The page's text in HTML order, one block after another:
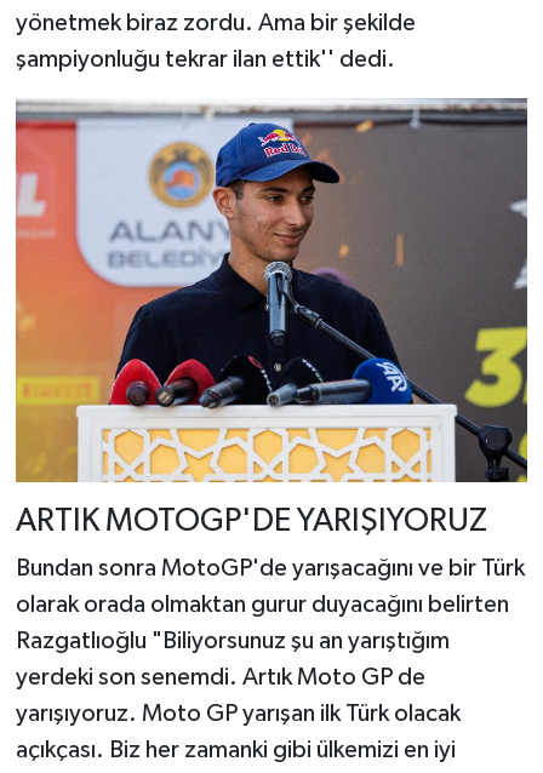
yönetmek biraz zordu. Ama bir şekilde
şampiyonluğu tekrar ilan ettik'' dedi.
ARTIK MOTOGP'DE YARIŞIYORUZ
Bundan sonra MotoGP'de yarışacağını ve bir Türk
olarak orada olmaktan gurur duyacağını belirten
Razgatlıoğlu "Biliyorsunuz şu an yarıştığım
yerdeki son senemdi. Artık Moto GP de
yarışıyoruz. Moto GP yarışan ilk Türk olacak
açıkçası. Biz her zamanki gibi ülkemizi en iyi